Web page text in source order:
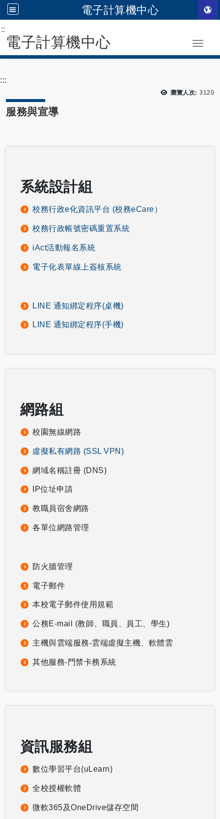
電子計算機中心
跳到主要內容
電子計算機中心
:::
瀏覽人次: 瀏覽
3120
服務與宣導
系統設計組
校務行政e化資訊平台 (校務eCare）
校務行政帳號密碼重置系統
iAct活動報名系統
電子化表單線上簽核系統
LINE 通知綁定程序(桌機)
LINE 通知綁定程序(手機)
網路組
校園無線網路
虛擬私有網路 (SSL VPN)
網域名稱註冊 (DNS)
IP位址申請
教職員宿舍網路
各單位網路管理
防火牆管理
電子郵件
本校電子郵件使用規範
公務E-mail (教師、職員、員工、學生)
主機與雲端服務-雲端虛擬主機、軟體雲
其他服務-門禁卡務系統
資訊服務組
數位學習平台(uLearn)
全校授權軟體
微軟365及OneDrive儲存空間